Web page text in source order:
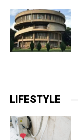
LIFESTYLE